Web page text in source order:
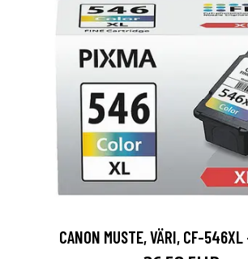
CANON MUSTE, VÄRI, CF-